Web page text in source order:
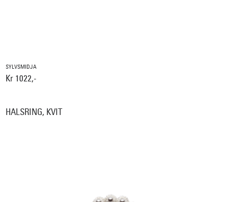
SYLVSMIDJA
Kr 1022,-
HALSRING, KVIT